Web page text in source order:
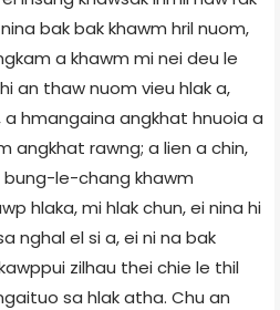
bak bak khawm hril nuom,
a khawm mi nei deu le
an thaw nuom vieu hlak a,
a hmangaina angkhat hnuoia a
angkhat rawng; a lien a chin,
le-chang khawm
hlaka, mi hlak chun, ei nina hi
nghal el si a, ei ni na bak
zilhau thei chie le thil
sa hlak atha. Chu an